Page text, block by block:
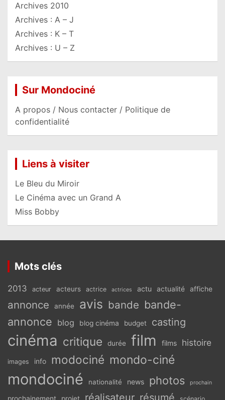
Archives 2010
Archives : A – J
Archives : K – T
Archives : U – Z
Sur Mondociné
A propos / Nous contacter / Politique de
confidentialité
Liens à visiter
Le Bleu du Miroir
Le Cinéma avec un Grand A
Miss Bobby
Mots clés
2013 acteur acteurs actrice actrices actu actualité affiche
annonce année avis bande bande-
annonce blog blog cinéma budget casting
cinéma critique durée film films histoire
images info modociné mondo-ciné
mondociné nationalité news photos prochain
réalisateur résumé